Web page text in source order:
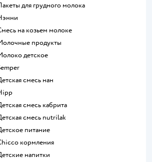
пакеты для грудного молока
нэнни
смесь на козьем молоке
молочные продукты
молоко детское
semper
детская смесь нан
hipp
детская смесь кабрита
детская смесь nutrilak
детское питание
chicco кормления
детские напитки